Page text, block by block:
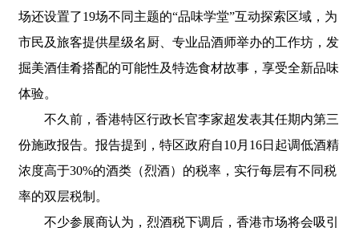
场还设置了19场不同主题的“品味学堂”互动探索区域，为
市民及旅客提供星级名厨、专业品酒师举办的工作坊，发
掘美酒佳肴搭配的可能性及特选食材故事，享受全新品味
体验。
不久前，香港特区行政长官李家超发表其任期内第三
份施政报告。报告提到，特区政府自10月16日起调低酒精
浓度高于30%的酒类（烈酒）的税率，实行每层有不同税
率的双层税制。
不少参展商认为，烈酒税下调后，香港市场将会吸引